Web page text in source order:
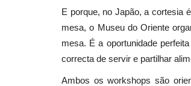
E porque, no Japão, a cortesia
mesa, o Museu do Oriente
mesa. É a oportunidade
correcta de servir e partilhar
Ambos os workshops são